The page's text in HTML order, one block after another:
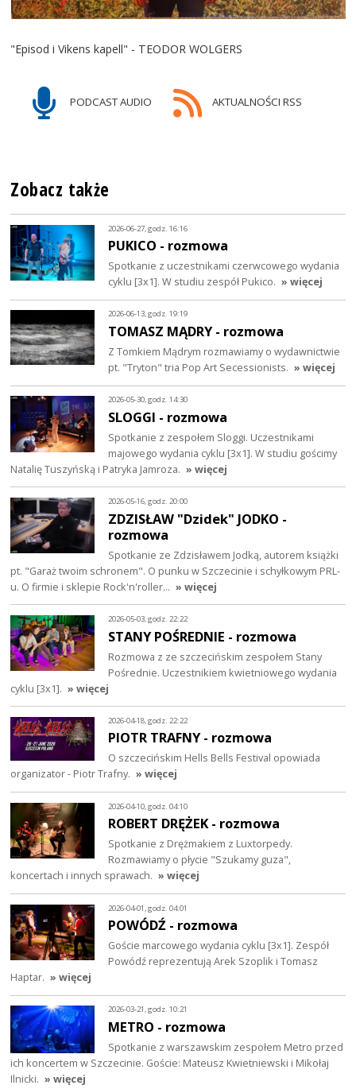
"Episod i Vikens kapell" - TEODOR WOLGERS
PODCAST AUDIO AKTUALNOŚCI RSS
Zobacz także
2026-06-27, godz. 16:16
PUKICO - rozmowa
Spotkanie z uczestnikami czerwcowego wydania
cyklu [3x1]. W studiu zespół Pukico. » więcej
2026-06-13, godz. 19:19
TOMASZ MĄDRY - rozmowa
Z Tomkiem Mądrym rozmawiamy o wydawnictwie
pt. "Tryton" tria Pop Art Secessionists. » więcej
2026-05-30, godz. 14:30
SLOGGI - rozmowa
Spotkanie z zespołem Sloggi. Uczestnikami
majowego wydania cyklu [3x1]. W studiu gościmy
Natalię Tuszyńską i Patryka Jamroza. » więcej
2026-05-16, godz. 20:00
ZDZISŁAW "Dzidek" JODKO -
rozmowa
Spotkanie ze Zdzisławem Jodką, autorem książki
pt. "Garaż twoim schronem". O punku w Szczecinie i schyłkowym PRL-
u. O firmie i sklepie Rock'n'roller… » więcej
2026-05-03, godz. 22:22
STANY POŚREDNIE - rozmowa
Rozmowa z ze szczecińskim zespołem Stany
Pośrednie. Uczestnikiem kwietniowego wydania
cyklu [3x1]. » więcej
2026-04-18, godz. 22:22
PIOTR TRAFNY - rozmowa
O szczecińskim Hells Bells Festival opowiada
organizator - Piotr Trafny. » więcej
2026-04-10, godz. 04:10
ROBERT DRĘŻEK - rozmowa
Spotkanie z Drężmakiem z Luxtorpedy.
Rozmawiamy o płycie "Szukamy guza",
koncertach i innych sprawach. » więcej
2026-04-01, godz. 04:01
POWÓDŹ - rozmowa
Goście marcowego wydania cyklu [3x1]. Zespół
Powódź reprezentują Arek Szoplik i Tomasz
Haptar. » więcej
2026-03-21, godz. 10:21
METRO - rozmowa
Spotkanie z warszawskim zespołem Metro przed
ich koncertem w Szczecinie. Goście: Mateusz Kwietniewski i Mikołaj
Ilnicki. » więcej